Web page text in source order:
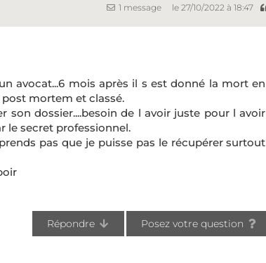
1 message le 27/10/2022 à 18:47
avocat...6 mois après il s est donné la mort en
mortem et classé.
dossier....besoin de l avoir juste pour l avoir
le secret professionnel.
pas que je puisse pas le récupérer surtout
Répondre Posez votre question